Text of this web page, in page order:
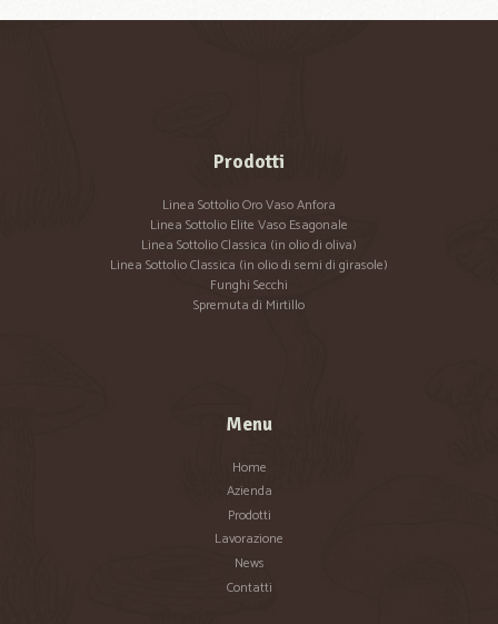
Prodotti
Linea Sottolio Oro Vaso Anfora
Linea Sottolio Elite Vaso Esagonale
Linea Sottolio Classica (in olio di oliva)
Linea Sottolio Classica (in olio di semi di girasole)
Funghi Secchi
Spremuta di Mirtillo
Menu
Home
Azienda
Prodotti
Lavorazione
News
Contatti